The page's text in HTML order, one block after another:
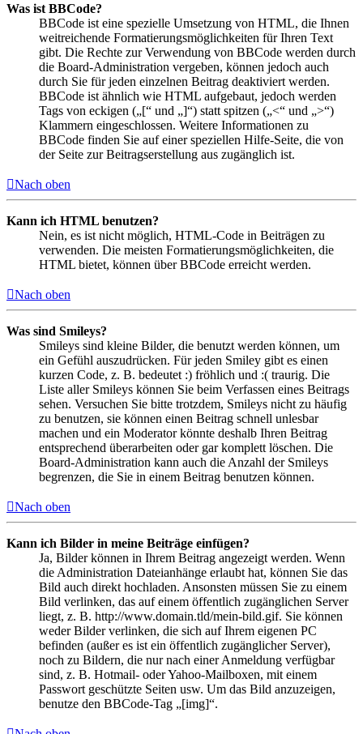
Was ist BBCode?
BBCode ist eine spezielle Umsetzung von HTML, die Ihnen
weitreichende Formatierungsmöglichkeiten für Ihren Text
gibt. Die Rechte zur Verwendung von BBCode werden durch
die Board-Administration vergeben, können jedoch auch
durch Sie für jeden einzelnen Beitrag deaktiviert werden.
BBCode ist ähnlich wie HTML aufgebaut, jedoch werden
Tags von eckigen („[“ und „]“) statt spitzen („<“ und „>“)
Klammern eingeschlossen. Weitere Informationen zu
BBCode finden Sie auf einer speziellen Hilfe-Seite, die von
der Seite zur Beitragserstellung aus zugänglich ist.
Nach oben
Kann ich HTML benutzen?
Nein, es ist nicht möglich, HTML-Code in Beiträgen zu
verwenden. Die meisten Formatierungsmöglichkeiten, die
HTML bietet, können über BBCode erreicht werden.
Nach oben
Was sind Smileys?
Smileys sind kleine Bilder, die benutzt werden können, um
ein Gefühl auszudrücken. Für jeden Smiley gibt es einen
kurzen Code, z. B. bedeutet :) fröhlich und :( traurig. Die
Liste aller Smileys können Sie beim Verfassen eines Beitrags
sehen. Versuchen Sie bitte trotzdem, Smileys nicht zu häufig
zu benutzen, sie können einen Beitrag schnell unlesbar
machen und ein Moderator könnte deshalb Ihren Beitrag
entsprechend überarbeiten oder gar komplett löschen. Die
Board-Administration kann auch die Anzahl der Smileys
begrenzen, die Sie in einem Beitrag benutzen können.
Nach oben
Kann ich Bilder in meine Beiträge einfügen?
Ja, Bilder können in Ihrem Beitrag angezeigt werden. Wenn
die Administration Dateianhänge erlaubt hat, können Sie das
Bild auch direkt hochladen. Ansonsten müssen Sie zu einem
Bild verlinken, das auf einem öffentlich zugänglichen Server
liegt, z. B. http://www.domain.tld/mein-bild.gif. Sie können
weder Bilder verlinken, die sich auf Ihrem eigenen PC
befinden (außer es ist ein öffentlich zugänglicher Server),
noch zu Bildern, die nur nach einer Anmeldung verfügbar
sind, z. B. Hotmail- oder Yahoo-Mailboxen, mit einem
Passwort geschützte Seiten usw. Um das Bild anzuzeigen,
benutze den BBCode-Tag „[img]“.